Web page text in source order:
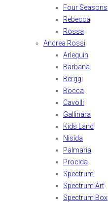
Four Seasons
Rebecca
Rossa
Andrea Rossi
Arlequin
Barbana
Berggi
Bocca
Cavolli
Gallinara
Kids Land
Nisida
Palmaria
Procida
Spectrum
Spectrum Art
Spectrum Box